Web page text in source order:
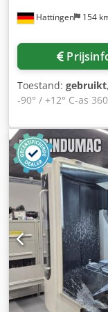
Hattingen 154
Toestand: gebruikt
-90° / +12° C-as
Spiltoerental
SK40 NC-
1.000 x 600 mm
Ackskr 5-assig
60 monoBlock
meettaster en
C-as geïntegreerd
X/Y/Z (glaslinialen)
410 De machine
onder stroom
machine op